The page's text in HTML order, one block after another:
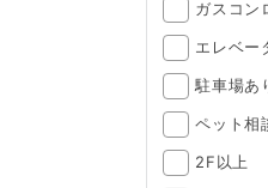
ガスコン
エレベー
駐車場あ
ペット相
2F以上